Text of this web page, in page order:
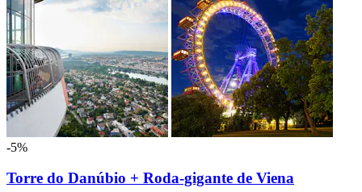
-5%
Torre do Danúbio + Roda-gigante de Viena